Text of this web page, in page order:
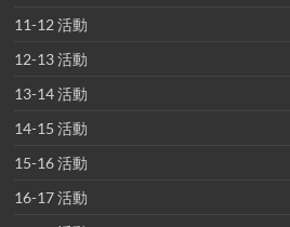
11-12 活動
12-13 活動
13-14 活動
14-15 活動
15-16 活動
16-17 活動